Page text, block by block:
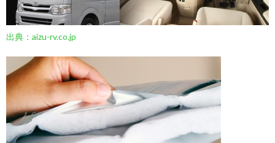
出典：aizu-rv.co.jp